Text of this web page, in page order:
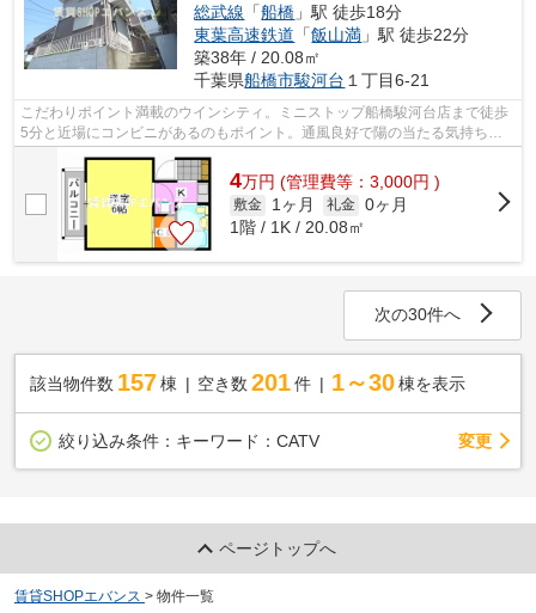
総武線 「船橋 」駅 徒歩18分
東葉高速鉄道 「飯山満 」駅 徒歩22分
築38年 / 20.08㎡
千葉県船橋市駿河台 １丁目6-21
こだわりポイント満載のウインシティ。ミニストップ船橋駿河台店まで徒歩
5分と近場にコンビニがあるのもポイント。通風良好で陽の当たる気持ちの
良いアパートをご提供いたします。初期...
4万円 (管理費等：3,000円 )
敷金 1ヶ月 礼金 0ヶ月
1階 / 1K / 20.08㎡
次の30件へ
該当物件数 157棟 空き数 201 件 1～30 棟を表示
絞り込み条件： キーワード：CATV 変更
ページトップへ
賃貸SHOPエバンス > 物件一覧